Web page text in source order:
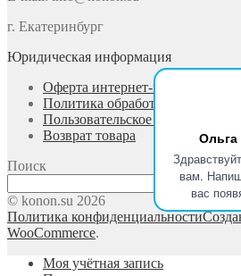
Ольга
вам.
вас
г. Екатеринбург
Юридическая информация
Оферта интернет-магазина
Политика обработки
Пользовательское соглашение
Возврат товара
Поиск
Поиск
© konon.su 2026
Политика конфиденциальности
WooCommerce.
Моя учётная запись